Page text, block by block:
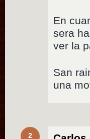
En
sera
ver la
San
una
2